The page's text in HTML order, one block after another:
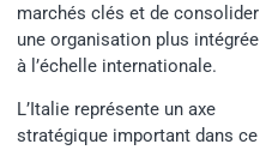
marchés clés et de consolider
une organisation plus intégrée
à l’échelle internationale.
L’Italie représente un axe
stratégique important dans ce